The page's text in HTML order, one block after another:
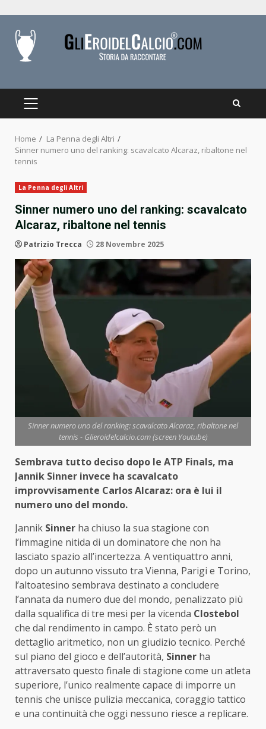
content
PRIMARY
Home
La Penna degli Altri
Sinner numero uno del ranking: scavalcato Alcaraz, ribaltone nel
tennis
La Penna degli Altri
Sinner numero uno del ranking: scavalcato
Alcaraz, ribaltone nel tennis
Patrizio Trecca 28 Novembre 2025
Sinner numero uno del ranking: scavalcato Alcaraz, ribaltone nel
tennis - Glieroidelcalcio.com (screen Youtube)
Sembrava tutto deciso dopo le ATP Finals, ma
Jannik Sinner invece ha scavalcato
improvvisamente Carlos Alcaraz: ora è lui il
numero uno del mondo.
Jannik Sinner ha chiuso la sua stagione con
l’immagine nitida di un dominatore che non ha
lasciato spazio all’incertezza. A ventiquattro anni,
dopo un autunno vissuto tra Vienna, Parigi e Torino,
l’altoatesino sembrava destinato a concludere
l’annata da numero due del mondo, penalizzato più
dalla squalifica di tre mesi per la vicenda Clostebol
che dal rendimento in campo. È stato però un
dettaglio aritmetico, non un giudizio tecnico. Perché
sul piano del gioco e dell’autorità, Sinner ha
attraversato questo finale di stagione come un atleta
superiore, l’unico realmente capace di imporre un
tennis che unisce pulizia meccanica, coraggio tattico
e una continuità che oggi nessuno riesce a replicare.